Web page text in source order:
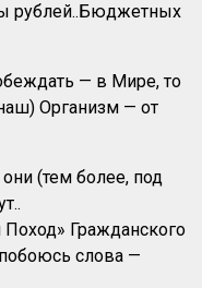
рублей..Бюджетных
— в Мире, то
Организм — от
(тем более, под
Гражданского
слова —